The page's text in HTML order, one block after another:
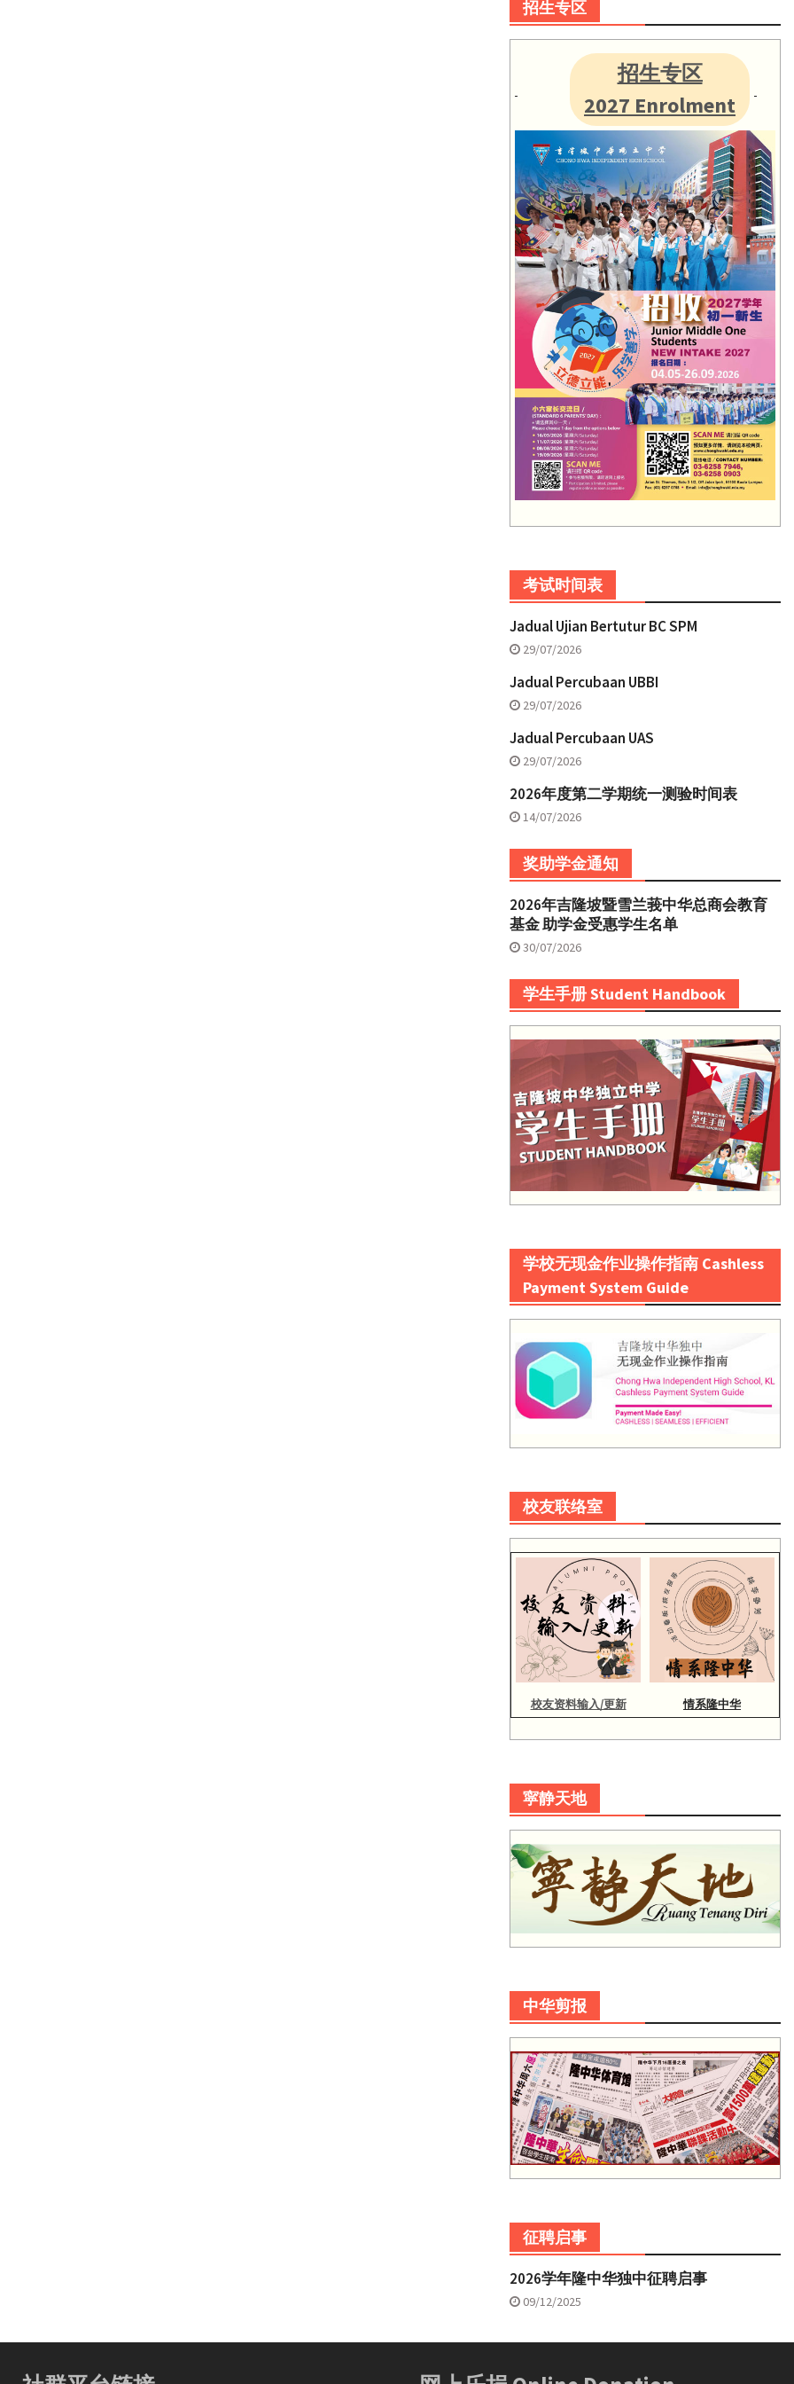
招生专区
招生专区
2027 Enrolment
考试时间表
Jadual Ujian Bertutur BC SPM
29/07/2026
Jadual Percubaan UBBI
29/07/2026
Jadual Percubaan UAS
29/07/2026
2026年度第二学期统一测验时间表
14/07/2026
奖助学金通知
2026年吉隆坡暨雪兰莪中华总商会教育
基金 助学金受惠学生名单
30/07/2026
学生手册 Student Handbook
学校无现金作业操作指南 Cashless
Payment System Guide
校友联络室
校友资料输入/更新 情系隆中华
寜静天地
中华剪报
征聘启事
2026学年隆中华独中征聘启事
09/12/2025